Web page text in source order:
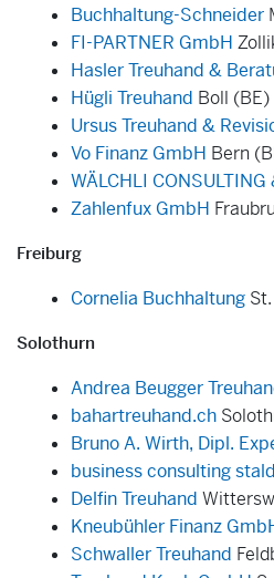
Buchhaltung-Schneider
FI-PARTNER GmbH
Hasler Treuhand &
Hügli Treuhand Boll (BE)
Ursus Treuhand &
Vo Finanz GmbH Bern
WÄLCHLI CONSULTING
Zahlenfux GmbH
Freiburg
Cornelia Buchhaltung
Solothurn
Andrea Beugger
bahartreuhand.ch
Bruno A. Wirth, Dipl.
business consulting
Delfin Treuhand
Kneubühler Finanz
Schwaller Treuhand